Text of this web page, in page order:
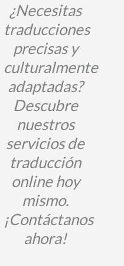
¿Necesitas
traducciones
precisas y
culturalmente
adaptadas?
Descubre
nuestros
servicios de
traducción
online hoy
mismo.
¡Contáctanos
ahora!